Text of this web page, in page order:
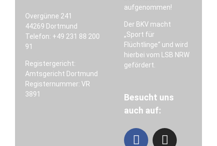
Overgünne 241
44269 Dortmund
Telefon: +49 231 88 200
91
Registergericht:
Amtsgericht Dortmund
Registernummer: VR
3891
aufgenommen!
Der BKV macht
„Sport für
Flüchtlinge“ und wird
hierbei vom LSB NRW
gefördert.
Besucht uns
auch auf: